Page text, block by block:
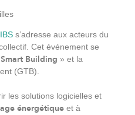
s’adresse aux acteurs du
Cet événement se
Smart Building » et la
(GTB).
les solutions logicielles et
énergétique et à